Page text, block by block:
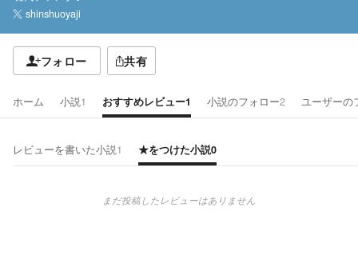
shinshuoyaji
フォロー 共有
ホーム 小説1 おすすめレビュー1 小説のフォロー2 ユーザーの
レビューを書いた小説1 ★をつけた小説0
まだ投稿したレビューはありません